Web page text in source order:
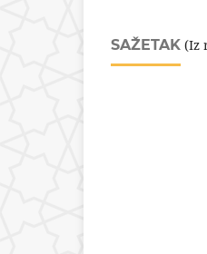
SAŽETAK (Iz